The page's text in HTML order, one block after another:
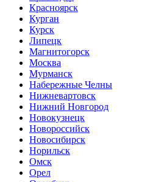
Красноярск
Курган
Курск
Липецк
Магнитогорск
Москва
Мурманск
Набережные Челны
Нижневартовск
Нижний Новгород
Новокузнецк
Новороссийск
Новосибирск
Норильск
Омск
Орел